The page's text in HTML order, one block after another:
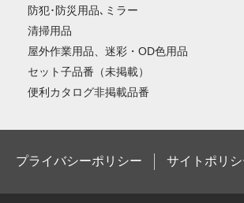
防犯･防災用品､ミラー
清掃用品
屋外作業用品、迷彩・OD色用品
セット子品番（未掲載）
便利カタログ非掲載品番
プライバシーポリシー サイトポリシ